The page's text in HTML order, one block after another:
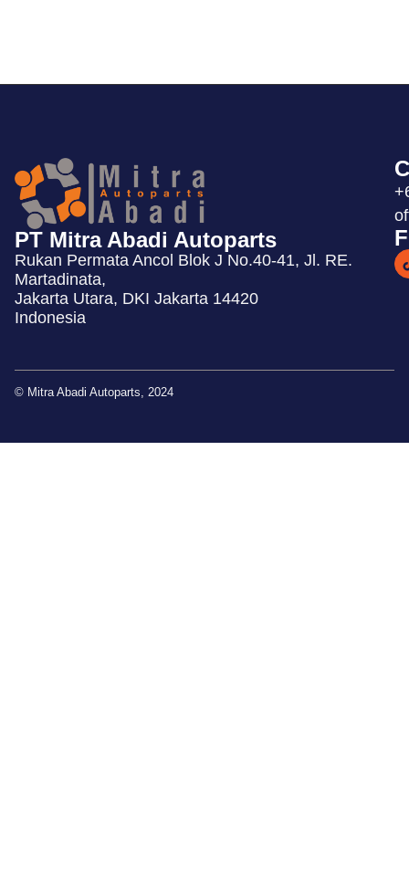
PT Mitra Abadi Autoparts
Rukan Permata Ancol Blok J No.40-41, Jl. RE.
Martadinata,
Jakarta Utara, DKI Jakarta 14420
Indonesia
© Mitra Abadi Autoparts, 2024